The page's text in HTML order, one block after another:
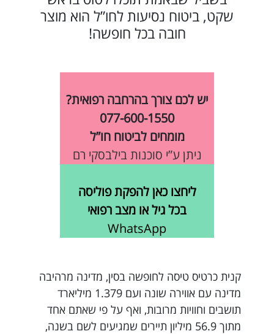
שקט, ביטוח נסיעות לחו”ל הוא מוצר
חובה בכל חופשה!
יש לכם צורך בהרחבה רפואית?
077-600-1550
מומחים לביטוח חו”ל
ניתן ע”י סוכנות בילבסקי רם
ליחצו כאן להפקת פוליסה
בכל גיל או מצב רפואי
WhatsApp
קנית כרטיס טיסה לחופשה בסין, מדינה מרהיבה
מדינה עם אווירה שונה ועם 1.379 מיליארד
תושבים וחוויות מרובות, ואף על פי שאתם אחד
מתוך 56.9 מיליון תיירים שמגיעים לשם בשנה,